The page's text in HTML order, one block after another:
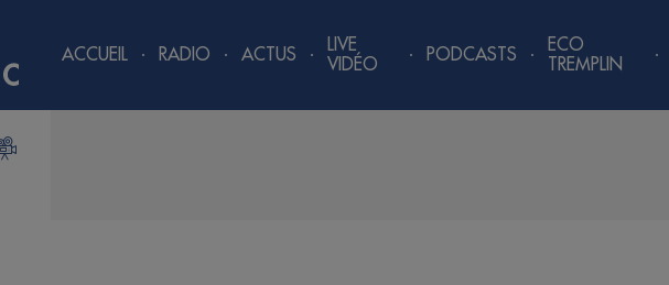
ACCUEIL RADIO ACTUS
LIVE
VIDÉO
PODCASTS
ECO
TREMPLIN